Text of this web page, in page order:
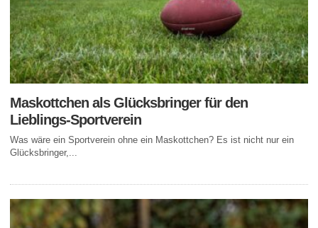
Maskottchen als Glücksbringer für den
Lieblings-Sportverein
Was wäre ein Sportverein ohne ein Maskottchen? Es ist nicht nur ein
Glücksbringer,...